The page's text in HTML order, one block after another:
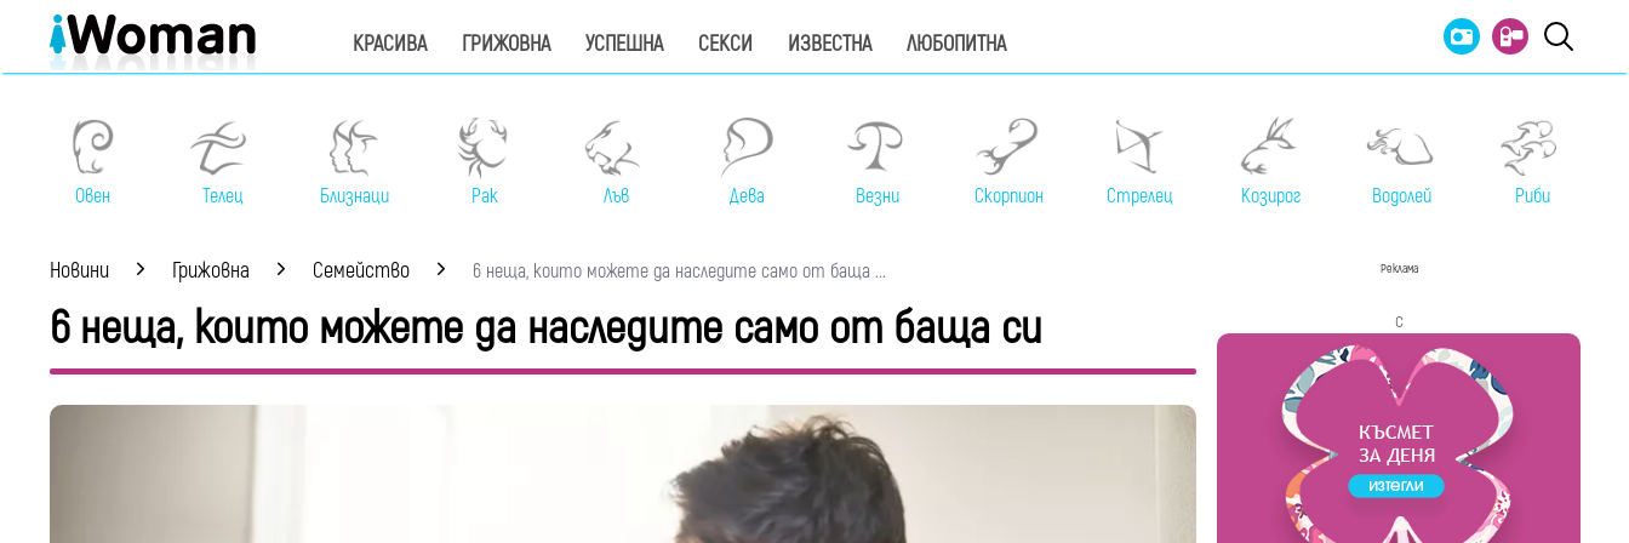
КРАСИВА ГРИЖОВНА УСПЕШНА СЕКСИ ИЗВЕСТНА ЛЮБОПИТНА
Овен Телец Близнаци Рак Лъв Дева Везни Скорпион Стрелец Козирог Водолей Риби
Новини Грижовна Семейство 6 неща, които можете да наследите само от баща ...
6 неща, които можете да наследите само от баща си
Реклама
с